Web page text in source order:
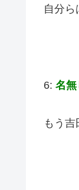
自分ら
6: 名無
もう吉